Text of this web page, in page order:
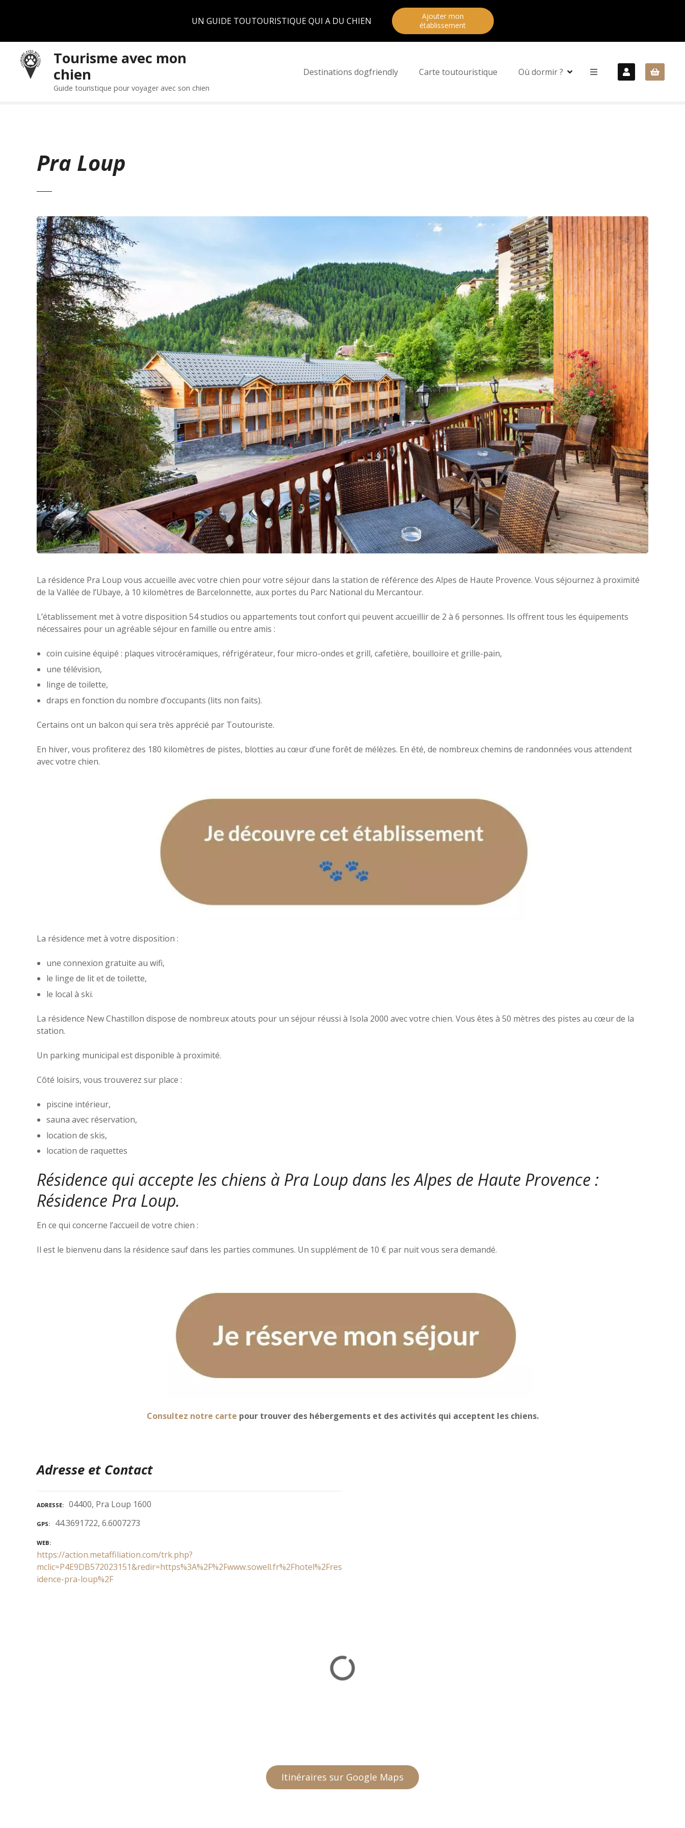
UN GUIDE TOUTOURISTIQUE QUI A DU CHIEN
Ajouter mon
établissement
Tourisme avec mon
chien
Guide touristique pour voyager avec son chien
Destinations dogfriendly Carte toutouristique Où dormir ?
Pra Loup
La résidence Pra Loup vous accueille avec votre chien pour votre séjour dans la station de référence des Alpes de Haute Provence. Vous séjournez à proximité
de la Vallée de l’Ubaye, à 10 kilomètres de Barcelonnette, aux portes du Parc National du Mercantour.
L’établissement met à votre disposition 54 studios ou appartements tout confort qui peuvent accueillir de 2 à 6 personnes. Ils offrent tous les équipements
nécessaires pour un agréable séjour en famille ou entre amis :
coin cuisine équipé : plaques vitrocéramiques, réfrigérateur, four micro-ondes et grill, cafetière, bouilloire et grille-pain,
une télévision,
linge de toilette,
draps en fonction du nombre d’occupants (lits non faits).
Certains ont un balcon qui sera très apprécié par Toutouriste.
En hiver, vous profiterez des 180 kilomètres de pistes, blotties au cœur d’une forêt de mélèzes. En été, de nombreux chemins de randonnées vous attendent
avec votre chien.
La résidence met à votre disposition :
une connexion gratuite au wifi,
le linge de lit et de toilette,
le local à ski.
La résidence New Chastillon dispose de nombreux atouts pour un séjour réussi à Isola 2000 avec votre chien. Vous êtes à 50 mètres des pistes au cœur de la
station.
Un parking municipal est disponible à proximité.
Côté loisirs, vous trouverez sur place :
piscine intérieur,
sauna avec réservation,
location de skis,
location de raquettes
Résidence qui accepte les chiens à Pra Loup dans les Alpes de Haute Provence :
Résidence Pra Loup.
En ce qui concerne l’accueil de votre chien :
Il est le bienvenu dans la résidence sauf dans les parties communes. Un supplément de 10 € par nuit vous sera demandé.
Consultez notre carte pour trouver des hébergements et des activités qui acceptent les chiens.
Adresse et Contact
ADRESSE 04400, Pra Loup 1600
GPS 44.3691722, 6.6007273
WEB
https://action.metaffiliation.com/trk.php?
mclic=P4E9DB572023151&redir=https%3A%2F%2Fwww.sowell.fr%2Fhotel%2Fres
idence-pra-loup%2F
Itinéraires sur Google Maps